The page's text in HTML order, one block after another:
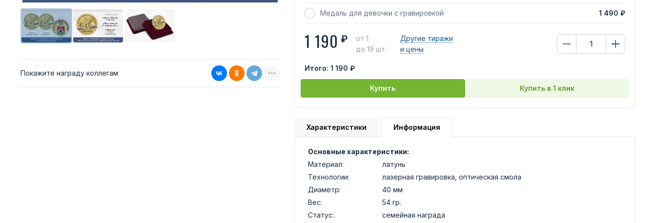
Покажите награду коллегам
Медаль для девочки с гравировкой 1 490 ₽
1 190 ₽
от 1
до 19 шт.
Другие тиражи
и цены
Итого: 1 190 ₽
Купить Купить в 1 клик
Характеристики Информация
Основные характеристики:
Материал:
латунь
Технологии:
лазерная гравировка, оптическая смола
Диаметр:
40 мм
Вес:
54 гр.
Статус:
семейная награда